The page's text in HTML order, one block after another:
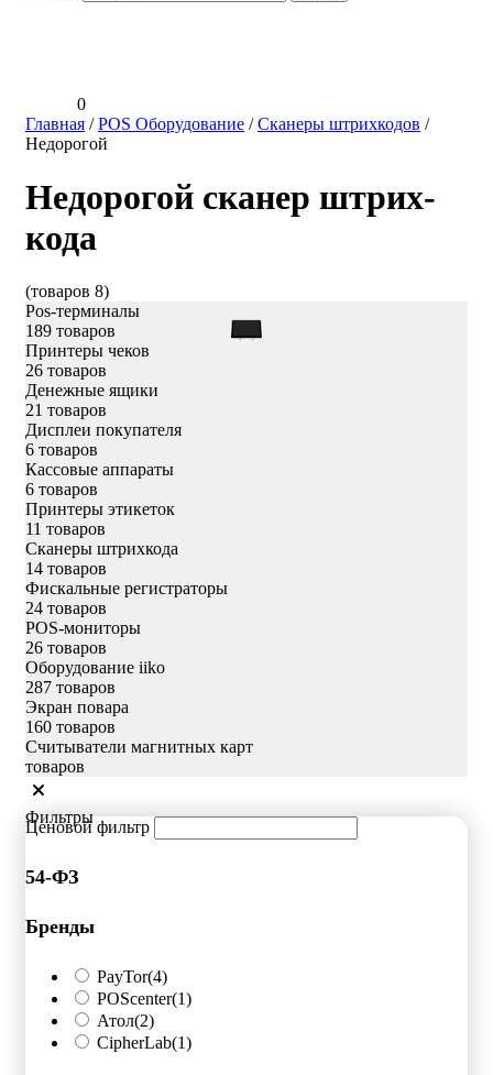
0
Главная /POS Оборудование /Сканеры штрихкодов /
Недорогой
Недорогой сканер штрих-
кода
(товаров 8)
Pos-терминалы
189 товаров
Принтеры чеков
26 товаров
Денежные ящики
21 товаров
Дисплеи покупателя
6 товаров
Кассовые аппараты
6 товаров
Принтеры этикеток
11 товаров
Сканеры штрихкода
14 товаров
Фискальные регистраторы
24 товаров
POS-мониторы
26 товаров
Оборудование iiko
287 товаров
Экран повара
160 товаров
Считыватели магнитных карт
товаров
Фильтры
Ценовой фильтр
54-ФЗ
Бренды
PayTor(4)
POScenter(1)
Атол(2)
CipherLab(1)